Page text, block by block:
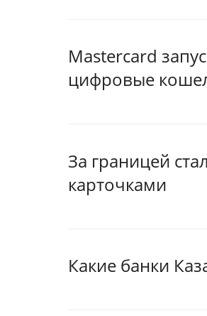
Mastercard
цифровые
За границей
карточками
Какие банки